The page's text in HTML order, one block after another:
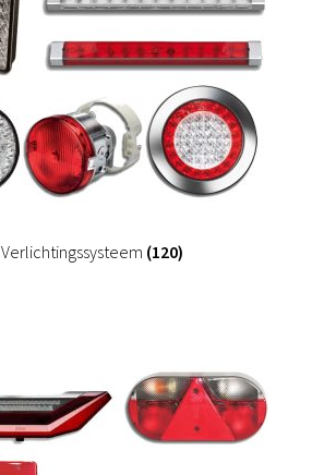
Verlichtingssysteem (120)